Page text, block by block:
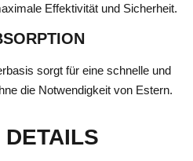
Effektivität und Sicherheit.
sorgt für eine schnelle und
die Notwendigkeit von Estern.